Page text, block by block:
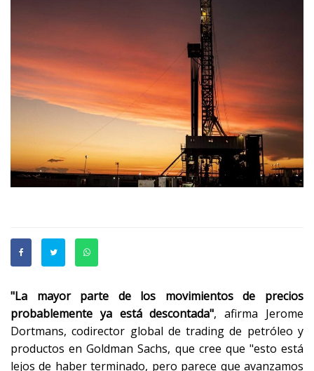
"La mayor parte de los movimientos de precios
probablemente ya está descontada", afirma Jerome
Dortmans, codirector global de trading de petróleo y
productos en Goldman Sachs, que cree que "esto está
lejos de haber terminado, pero parece que avanzamos